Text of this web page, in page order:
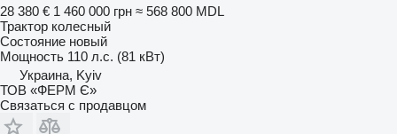
28 380 € 1 460 000 грн ≈ 568 800 MDL
Трактор колесный
Состояние новый
Мощность 110 л.с. (81 кВт)
Украина, Kyiv
ТОВ «ФЕРМ Є»
Связаться с продавцом